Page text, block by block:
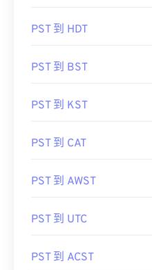
PST 到 HDT
PST 到 BST
PST 到 KST
PST 到 CAT
PST 到 AWST
PST 到 UTC
PST 到 ACST